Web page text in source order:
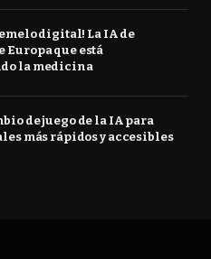
digital! La IA de
Europa que está
la medicina
de juego de la IA para
más rápidos y accesibles